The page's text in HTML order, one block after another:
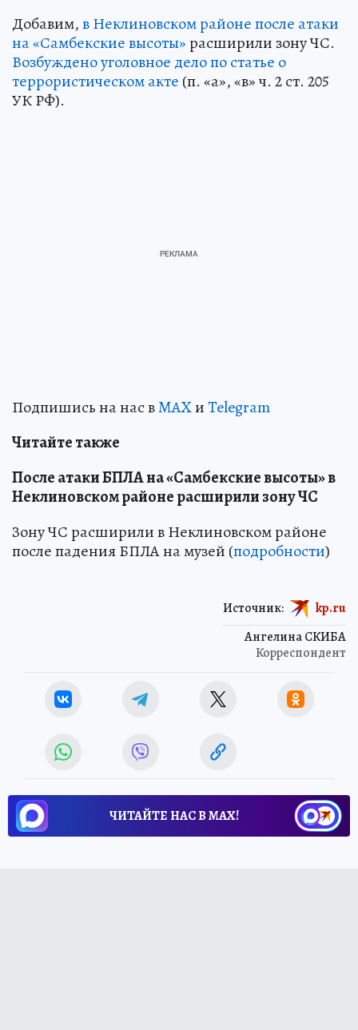
Добавим,в Неклиновском районе после атаки
на «Самбекские высоты»расширили зону ЧС.
Возбуждено уголовное дело по статье о
террористическом акте (п. «а», «в» ч. 2 ст. 205
УК РФ).
Подпишись на нас вMAXиTelegram
Читайте также
После атаки БПЛА на «Самбекские высоты» в
Неклиновском районе расширили зону ЧС
Зону ЧС расширили в Неклиновском районе
после падения БПЛА на музей (подробности)
Ангелина СКИБА
Корреспондент
Источник: kp.ru
ЧИТАЙТЕ НАС В МАХ!